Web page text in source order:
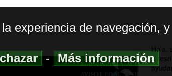
MAPA WEB|
AVISO LEGAL| POLITICA DE
experiencia de navegación,
-Más información